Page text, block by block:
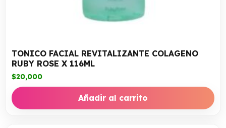
TONICO FACIAL REVITALIZANTE COLAGENO
RUBY ROSE X 116ML
$20,000
Añadir al carrito